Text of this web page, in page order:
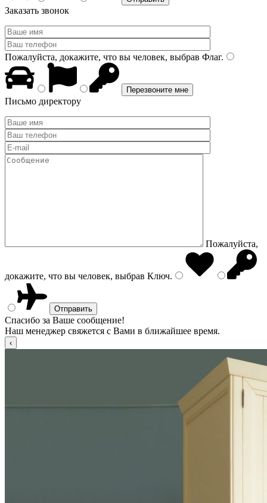
Заказать звонок
Пожалуйста, докажите, что вы человек, выбрав Флаг.
Письмо директору
Пожалуйста,
докажите, что вы человек, выбрав Ключ.
Спасибо за Ваше сообщение!
Наш менеджер свяжется с Вами в ближайшее время.